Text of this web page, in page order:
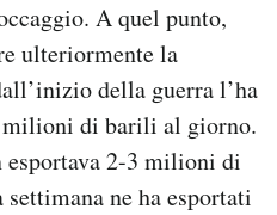
A quel punto,
ulteriormente la
della guerra l’ha
di barili al giorno.
esportava 2-3 milioni di
ne ha esportati